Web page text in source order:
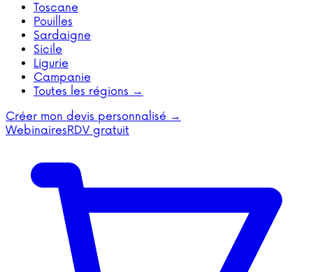
Toscane
Pouilles
Sardaigne
Sicile
Ligurie
Campanie
Toutes les régions →
Créer mon devis personnalisé →
WebinairesRDV gratuit